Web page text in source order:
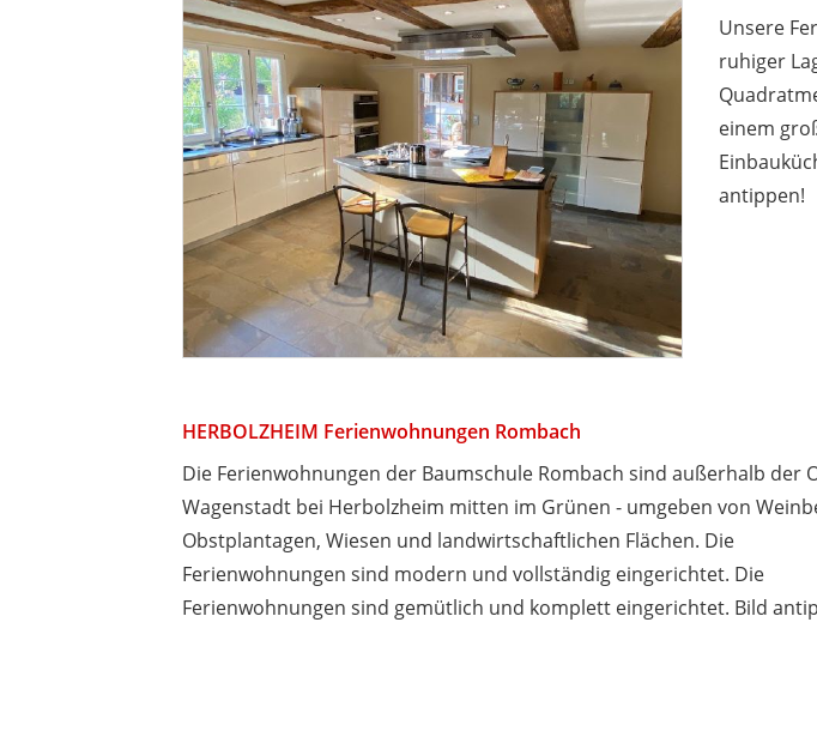
Unsere
ruhiger
einem
antippen!
HERBOLZHEIM Ferienwohnungen Rombach
Die Ferienwohnungen der Baumschule Rombach sind außerhalb der
Wagenstadt bei Herbolzheim mitten im Grünen - umgeben von
Obstplantagen, Wiesen und landwirtschaftlichen Flächen. Die
Ferienwohnungen sind modern und vollständig eingerichtet. Die
Ferienwohnungen sind gemütlich und komplett eingerichtet. Bild